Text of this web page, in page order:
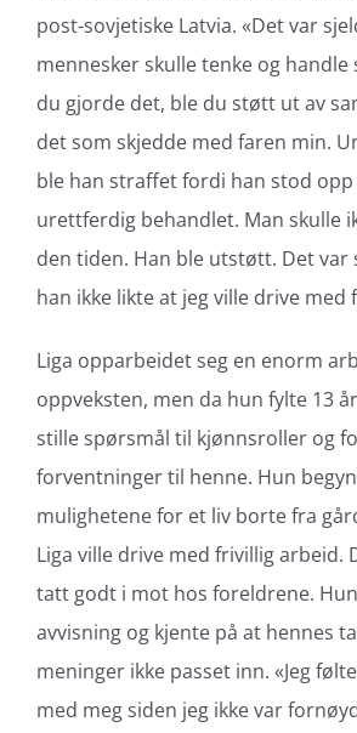
post-sovjetiske Latvia. «Det var
mennesker skulle tenke og handle
du gjorde det, ble du støtt ut av
det som skjedde med faren min.
ble han straffet fordi han stod
urettferdig behandlet. Man skulle
den tiden. Han ble utstøtt. Det
han ikke likte at jeg ville drive med
Liga opparbeidet seg en enorm
oppveksten, men da hun fylte 13
stille spørsmål til kjønnsroller og
forventninger til henne. Hun
mulighetene for et liv borte fra
Liga ville drive med frivillig arbeid.
tatt godt i mot hos foreldrene.
avvisning og kjente på at hennes
meninger ikke passet inn. «Jeg
med meg siden jeg ikke var